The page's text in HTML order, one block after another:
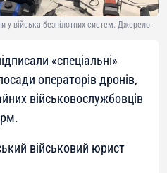
у війська безпілотних систем. Джерело:
«спеціальні»
операторів дронів,
військовослужбовців
військовий юрист